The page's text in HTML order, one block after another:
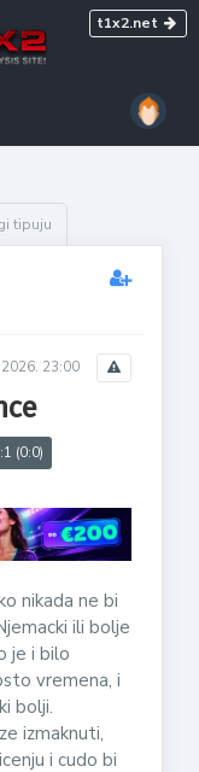
t1x2.net
tipuju
23:00
(0:0)
nikada ne bi
ili bolje
je i bilo
vremena, i
bolji.
izmaknuti,
i cudo bi